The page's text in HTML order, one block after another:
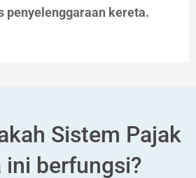
penyelenggaraan kereta.
Sistem Pajak
ini berfungsi?